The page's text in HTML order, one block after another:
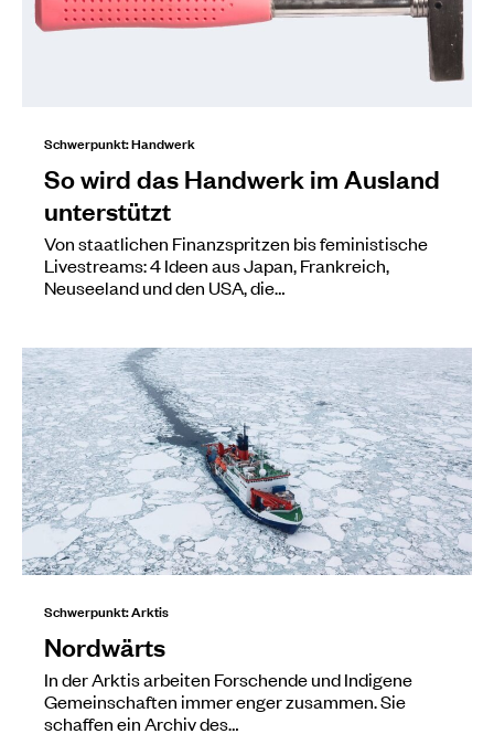
Schwerpunkt: Handwerk
So wird das Handwerk im Ausland
unterstützt
Von staatlichen Finanzspritzen bis feministische
Livestreams: 4 Ideen aus Japan, Frankreich,
Neuseeland und den USA, die…
Schwerpunkt: Arktis
Nordwärts
In der Arktis arbeiten Forschende und Indigene
Gemeinschaften immer enger zusammen. Sie
schaffen ein Archiv des…